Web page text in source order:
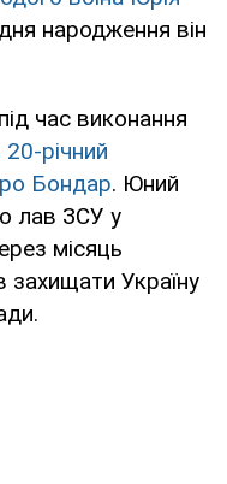
народження він
час виконання
20-річний
Бондар. Юний
лав ЗСУ у
місяць
захищати Україну